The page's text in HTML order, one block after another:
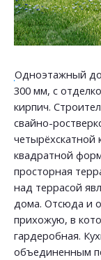
Одноэтажный
300 мм, с
кирпич.
свайно-
квадратной
просторная
над террасой
дома. Отсюда и
прихожую, в
гардеробная.
объединенным